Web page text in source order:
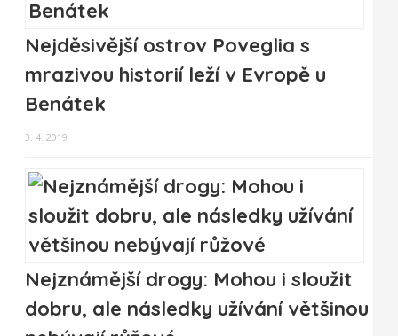
Nejděsivější ostrov Poveglia s
mrazivou historií leží v Evropě u
Benátek
3. 4. 2019
Nejznámější drogy: Mohou i sloužit
dobru, ale následky užívání většinou